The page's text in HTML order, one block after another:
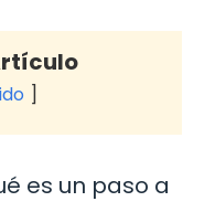
es un paso a